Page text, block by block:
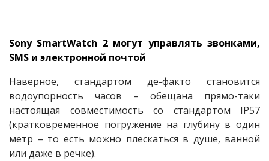
Sony SmartWatch 2 могут управлять звонками,
SMS и электронной почтой
Наверное, стандартом де-факто становится
водоупорность часов – обещана прямо-таки
настоящая совместимость со стандартом IP57
(кратковременное погружение на глубину в один
метр – то есть можно плескаться в душе, ванной
или даже в речке).